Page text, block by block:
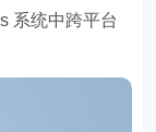
系统中跨平台